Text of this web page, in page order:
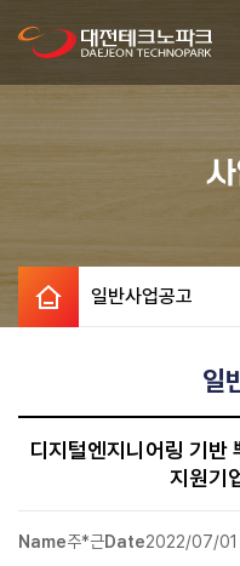
일반사업공고
일
디지털엔지니어링 기반
지원기
Name주*근Date2022/07/01